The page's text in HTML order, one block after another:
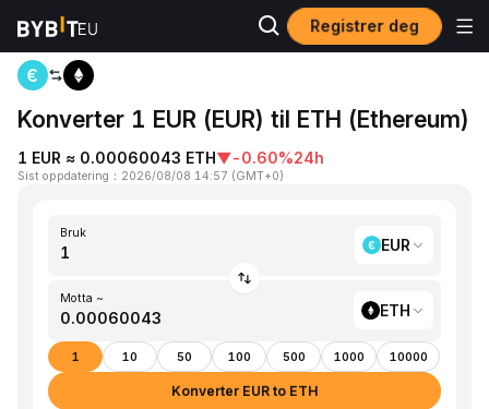
Registrer deg
Hjem EUR to ETH
Konverter 1 EUR (EUR) til ETH (Ethereum)
1 EUR ≈ 0.00060043 ETH▼-0.60%24h
Sist oppdatering ： 2026/08/08 14:57 (GMT+0)
Bruk
EUR
Motta ~
ETH
1 10 50 100 500 1000 10000
Konverter EUR to ETH